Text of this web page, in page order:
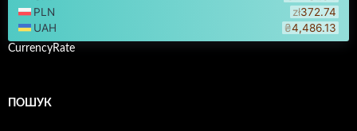
CurrencyRate
ПОШУК